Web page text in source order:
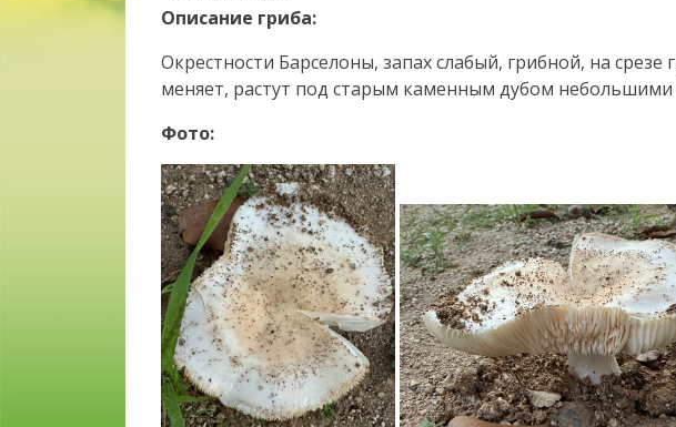
Описание гриба:
Окрестности Барселоны, запах слабый, грибной, на срезе
меняет, растут под старым каменным дубом небольшими
Фото: